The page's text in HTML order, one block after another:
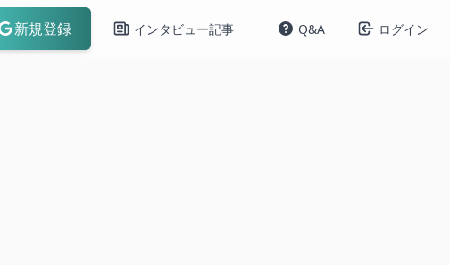
新規登録 インタビュー記事 Q&A ログイン